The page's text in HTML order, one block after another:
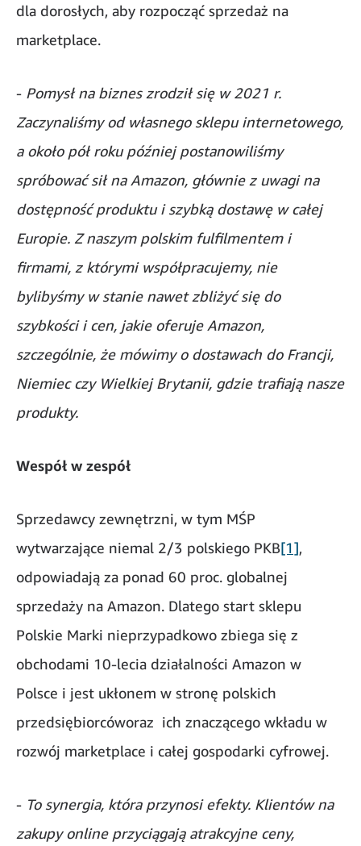
dla dorosłych, aby rozpocząć sprzedaż na
marketplace.
- Pomysł na biznes zrodził się w 2021 r.
Zaczynaliśmy od własnego sklepu internetowego,
a około pół roku później postanowiliśmy
spróbować sił na Amazon, głównie z uwagi na
dostępność produktu i szybką dostawę w całej
Europie. Z naszym polskim fulfilmentem i
firmami, z którymi współpracujemy, nie
bylibyśmy w stanie nawet zbliżyć się do
szybkości i cen, jakie oferuje Amazon,
szczególnie, że mówimy o dostawach do Francji,
Niemiec czy Wielkiej Brytanii, gdzie trafiają nasze
produkty.
Wespół w zespół
Sprzedawcy zewnętrzni, w tym MŚP
wytwarzające niemal 2/3 polskiego PKB[1],
odpowiadają za ponad 60 proc. globalnej
sprzedaży na Amazon. Dlatego start sklepu
Polskie Marki nieprzypadkowo zbiega się z
obchodami 10-lecia działalności Amazon w
Polsce i jest ukłonem w stronę polskich
przedsiębiorcóworaz ich znaczącego wkładu w
rozwój marketplace i całej gospodarki cyfrowej.
- To synergia, która przynosi efekty. Klientów na
zakupy online przyciągają atrakcyjne ceny,